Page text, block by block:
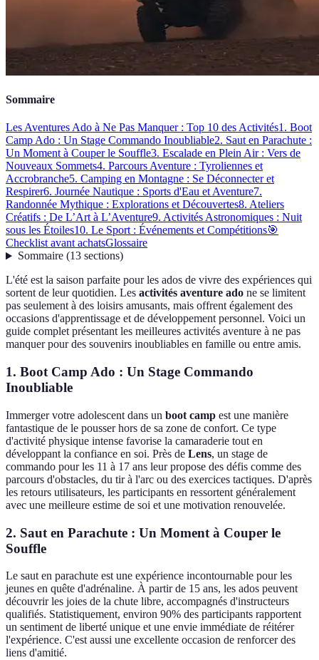
Sommaire
Les Aventures Ado à Ne Pas Manquer : Top 10 des Activités1. Boot
Camp Ado : Un Stage Commando Inoubliable2. Saut en Parachute :
Un Moment à Couper le Souffle3. Escalade en Plein Air : Vers de
Nouveaux Sommets4. Parcours Aventure : Tyroliennes et
Accrobranche5. Camping en Montagne : Se Déconnecter et
Respirer6. Journée Nautique : Sports d'Eau et Aventure7.
Randonnée Mythique : Explorations et Découvertes8. Ateliers
Créatifs : De L’Art à L’Aventure9. Activités Astronomiques : Nuit
sous les Étoiles10. Le Sport : Événements et Compétitions🎯
Checklist avant achatsGlossaire
Sommaire(13 sections)
L'été est la saison parfaite pour les ados de vivre des expériences qui
sortent de leur quotidien. Les activités aventure ado ne se limitent
pas seulement à des loisirs amusants, mais offrent également des
occasions d'apprentissage et de développement personnel. Voici un
guide complet présentant les meilleures activités aventure à ne pas
manquer pour des souvenirs inoubliables en famille ou entre amis.
1. Boot Camp Ado : Un Stage Commando
Inoubliable
Immerger votre adolescent dans un boot camp est une manière
fantastique de le pousser hors de sa zone de confort. Ce type
d'activité physique intense favorise la camaraderie tout en
développant la confiance en soi. Près de Lens, un stage de
commando pour les 11 à 17 ans leur propose des défis comme des
parcours d'obstacles, du tir à l'arc ou des exercices tactiques. D'après
les retours utilisateurs, les participants en ressortent généralement
avec une meilleure estime de soi et une motivation renouvelée.
2. Saut en Parachute : Un Moment à Couper le
Souffle
Le saut en parachute est une expérience incontournable pour les
jeunes en quête d'adrénaline. À partir de 15 ans, les ados peuvent
découvrir les joies de la chute libre, accompagnés d'instructeurs
qualifiés. Statistiquement, environ 90% des participants rapportent
un sentiment de liberté unique et une envie immédiate de réitérer
l'expérience. C'est aussi une excellente occasion de renforcer des
liens d'amitié.